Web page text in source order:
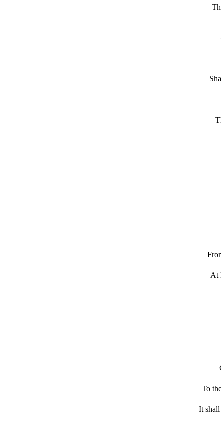
At
To
It